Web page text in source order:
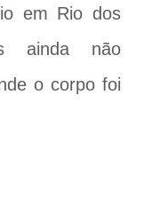
em Rio dos
ainda não
o corpo foi